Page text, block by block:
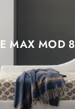
MAX MOD 8